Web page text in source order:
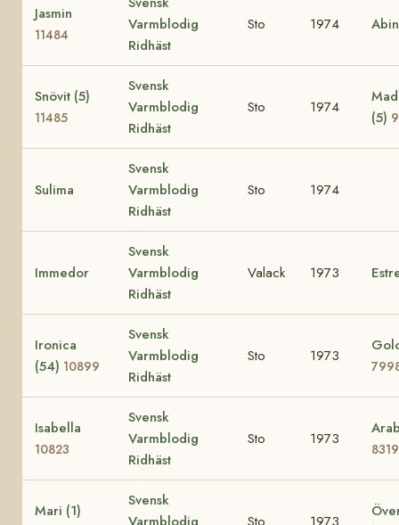
Jasmin
11484
Varmblodig
Ridhäst
Sto 1974
Snövit (5)
11485
Svensk
Varmblodig
Ridhäst
Sto 1974
(5)
Sulima
Svensk
Varmblodig
Ridhäst
Sto 1974
Immedor
Svensk
Varmblodig
Ridhäst
Valack 1973
Ironica
(54) 10899
Svensk
Varmblodig
Ridhäst
Sto 1973
Isabella
10823
Svensk
Varmblodig
Ridhäst
Sto 1973
8319
Mari (1)
Svensk
Varmblodig
Sto 1973